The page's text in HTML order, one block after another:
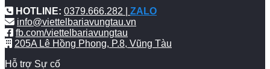
HOTLINE: 0379.666.282 | ZALO
info@viettelbariavungtau.vn
fb.com/viettelbariavungtau
205A Lê Hồng Phong, P.8, Vũng Tàu
Hỗ trợ Sự cố